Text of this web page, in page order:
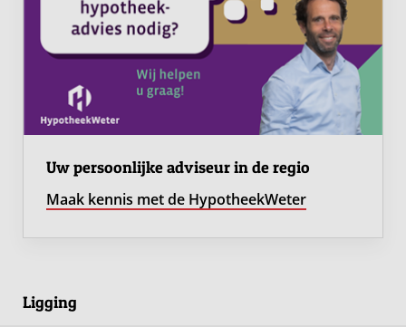
Uw persoonlijke adviseur in de regio
Maak kennis met de HypotheekWeter
Ligging